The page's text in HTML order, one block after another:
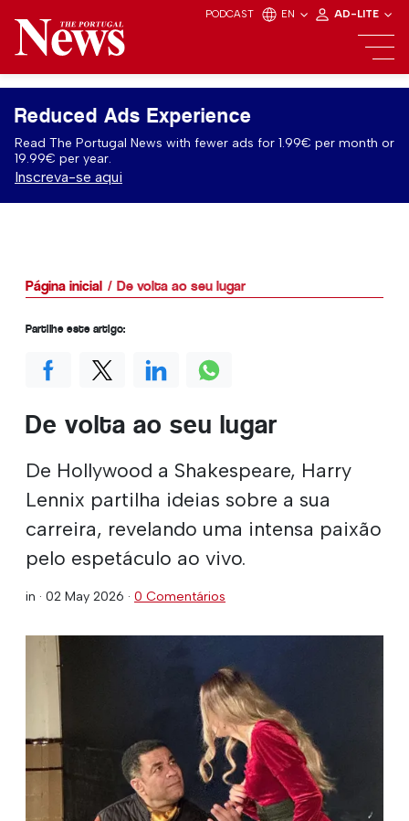
PODCAST EN AD-LITE
Reduced Ads Experience
Read The Portugal News with fewer ads for 1.99€ per month or
19.99€ per year.
Inscreva-se aqui
Página inicial De volta ao seu lugar
De volta ao seu lugar
De Hollywood a Shakespeare, Harry
Lennix partilha ideias sobre a sua
carreira, revelando uma intensa paixão
pelo espetáculo ao vivo.
in · 02 May 2026 · 0 Comentários
Partilhe este artigo: